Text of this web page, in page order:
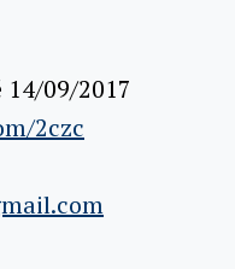
09/2017
2czc